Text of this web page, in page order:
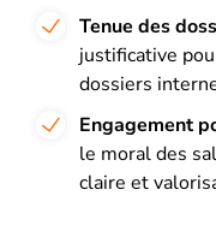
Tenue des
justificative
dossiers
Engagement
le moral des
claire et